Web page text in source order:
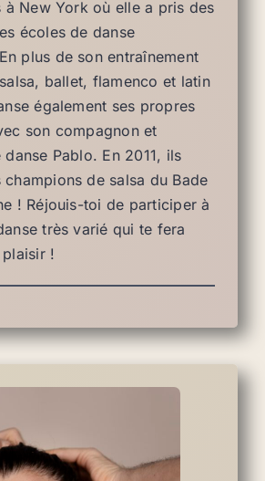
à New York où elle a pris des
écoles de danse
plus de son entraînement
ballet, flamenco et latin
également ses propres
son compagnon et
Pablo. En 2011, ils
champions de salsa du Bade
! Réjouis-toi de participer à
très varié qui te fera
!